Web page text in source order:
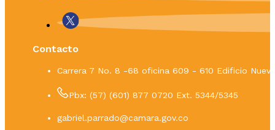
Contacto
Carrera 7 No. 8 -68 oficina 609 - 610 Edificio
Pbx: (57) (601) 877 0720 Ext. 5344/5345
gabriel.parrado@camara.gov.co